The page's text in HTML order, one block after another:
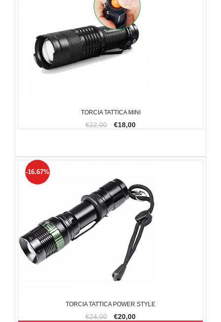
TORCIA TATTICA MINI
€22,00 €18,00
TORCIA TATTICA POWER STYLE
€24,00 €20,00
-16.67%